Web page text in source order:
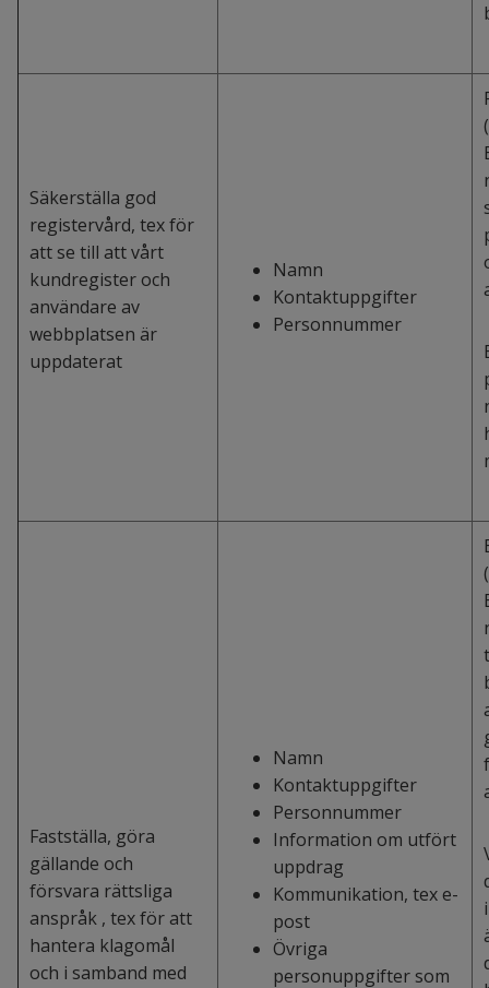
Säkerställa god
registervård, tex för
att se till att vårt
kundregister och
användare av
webbplatsen är
uppdaterat
Namn
Kontaktuppgifter
Personnummer
Fastställa, göra
gällande och
försvara rättsliga
anspråk , tex för att
hantera klagomål
och i samband med
Namn
Kontaktuppgifter
Personnummer
Information om utfört
uppdrag
Kommunikation, tex e-
post
Övriga
personuppgifter som